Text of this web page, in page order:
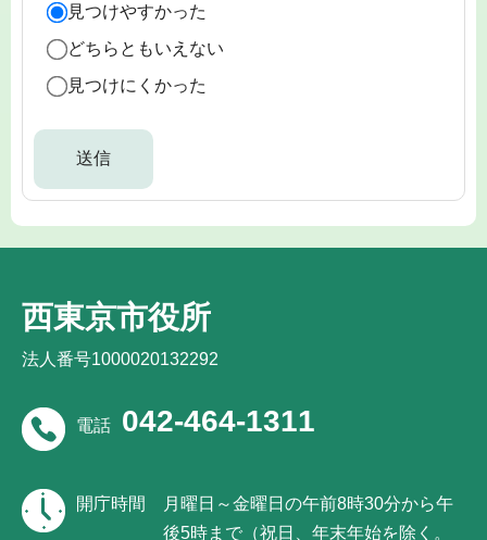
見つけやすかった
どちらともいえない
見つけにくかった
西東京市役所
法人番号1000020132292
電話 042-464-1311
開庁時間
月曜日～金曜日の午前8時30分から午
後5時まで（祝日、年末年始を除く。